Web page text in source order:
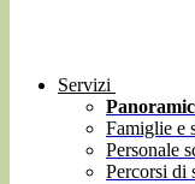
Servizi
Famiglie e
Personale
Percorsi di